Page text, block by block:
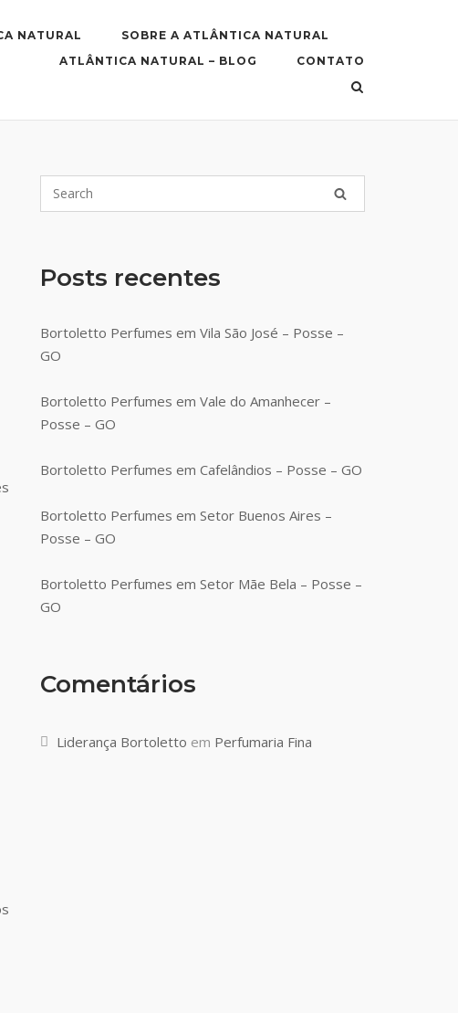
NATURAL
SOBRE A ATLÂNTICA NATURAL
ATLÂNTICA NATURAL – BLOG
CONTATO
Posts recentes
Bortoletto Perfumes em Vila São José – Posse –
GO
Bortoletto Perfumes em Vale do Amanhecer –
Posse – GO
Bortoletto Perfumes em Cafelândios – Posse – GO
Bortoletto Perfumes em Setor Buenos Aires –
Posse – GO
Bortoletto Perfumes em Setor Mãe Bela – Posse –
GO
Comentários
Liderança Bortoletto em Perfumaria Fina